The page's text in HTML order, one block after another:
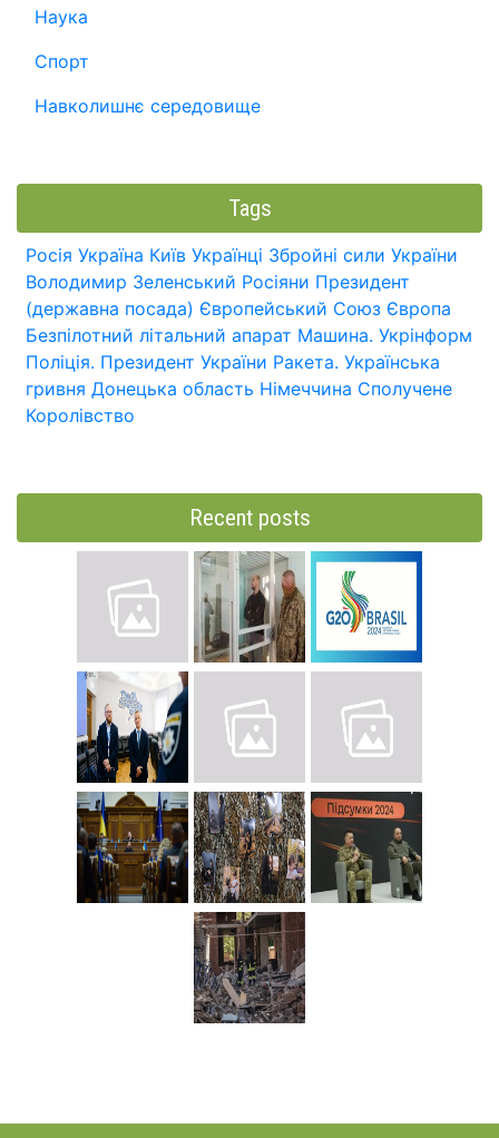
Наука
Спорт
Навколишнє середовище
Tags
Росія Україна Київ Українці Збройні сили України
Володимир Зеленський Росіяни Президент
(державна посада) Європейський Союз Європа
Безпілотний літальний апарат Машина. Укрінформ
Поліція. Президент України Ракета. Українська
гривня Донецька область Німеччина Сполучене
Королівство
Recent posts